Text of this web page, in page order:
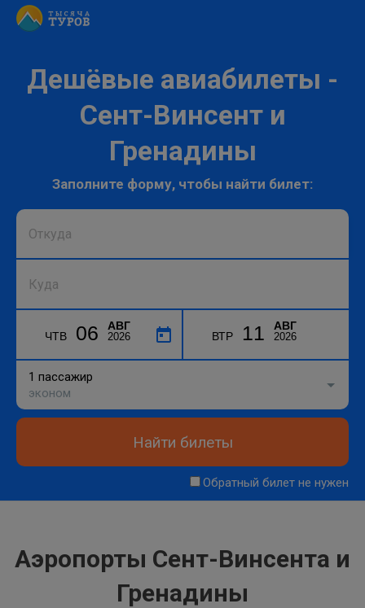
Дешёвые авиабилеты -
Сент-Винсент и
Гренадины
Заполните форму, чтобы найти билет:
ЧТВ 06 АВГ
2026 ВТР 11 АВГ
2026
1 пассажир
эконом
Найти билеты
Обратный билет не нужен
Аэропорты Сент-Винсента и
Гренадины